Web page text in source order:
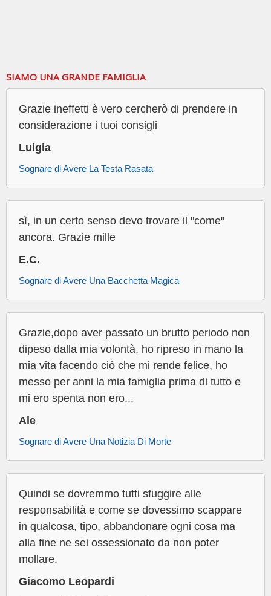
SIAMO UNA GRANDE FAMIGLIA
Grazie ineffetti è vero cercherò di prendere in
considerazione i tuoi consigli
Luigia
Sognare di Avere La Testa Rasata
sì, in un certo senso devo trovare il "come"
ancora. Grazie mille
E.C.
Sognare di Avere Una Bacchetta Magica
Grazie,dopo aver passato un brutto periodo non
dipeso dalla mia volontà, ho ripreso in mano la
mia vita facendo ciò che mi rende felice, ho
messo per anni la mia famiglia prima di tutto e
mi ero spenta non ero...
Ale
Sognare di Avere Una Notizia Di Morte
Quindi se dovremmo tutti sfuggire alle
responsabilità e come se dovessimo scappare
in qualcosa, tipo, abbandonare ogni cosa ma
alla fine ne sei ossessionato da non poter
mollare.
Giacomo Leopardi